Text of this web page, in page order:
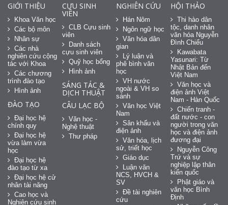
GIỚI THIỆU
Khoa Văn học
Các bộ môn
Nhân sự
Các nhà
nghiên cứu cộng
tác với Khoa
Các chương
trình đào tạo
Hình ảnh
ĐÀO TẠO
Đại học hệ
chính quy
Đại học hệ
vừa làm vừa
học
Đại học hệ
đào tạo từ xa
Đại học hệ cử
nhân tài năng
Cao học và
Nghiên cứu sinh
CỰU SINH
VIÊN
CLB Cựu sinh
viên
Danh sách
cựu sinh viên
Quỹ học bổng
Hình ảnh
SÁNG TÁC &
DỊCH THUẬT
CÂU LẠC BỘ
Văn học -
Nghệ thuật
Thư pháp
NGHIÊN CỨU
Hán Nôm
Ngôn ngữ học
Văn hóa dân
gian
Lý luận và
phê bình văn
học
VH nước
ngoài & VH so
sánh
Văn học Việt
Nam
Sân khấu và
điện ảnh
Văn hóa, lịch
sử, triết học
Giáo dục
Luận văn
NCS, HVCH &
SV
Đề tài nghiên
cứu
HỘI THẢO
Thi hào dân
tộc, danh nhân
văn hóa Nguyễn
Đình Chiểu
Kawabata
Yasunari: Từ
Nhật Bản đến
Việt Nam
Văn học và
điện ảnh Việt
Nam - Hàn Quốc
Chiến tranh -
đất nước - con
người trong văn
học và điện ảnh
đương đại
Nguyễn Công
Trứ và sự
nghiệp lập thân
kiến quốc
Phật giáo và
văn học Bình
Định